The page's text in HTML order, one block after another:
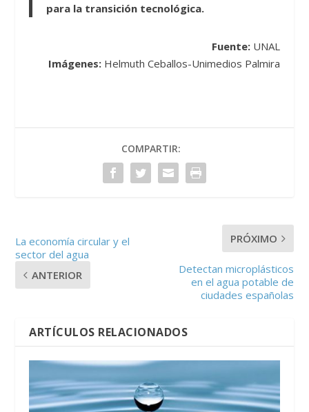
para la transición tecnológica.
Fuente:UNAL
Imágenes:Helmuth Ceballos-Unimedios Palmira
COMPARTIR:
La economía circular y el
sector del agua
ANTERIOR
PRÓXIMO
Detectan microplásticos
en el agua potable de
ciudades españolas
ARTÍCULOS RELACIONADOS